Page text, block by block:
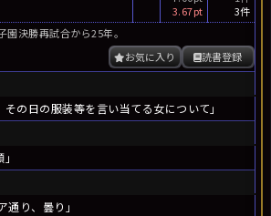
3.67pt
3件
園決勝再試合から25年。
読書登録
お気に入り
の日の服装等を言い当てる女について」
り、曇り」